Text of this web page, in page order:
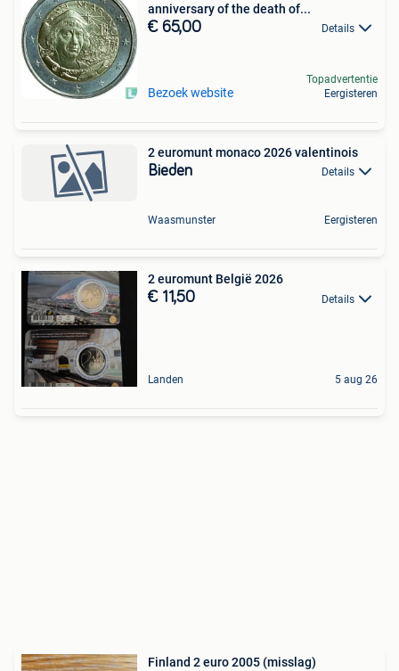
anniversary of the death of...
€ 65,00 Details
Bezoek website
Topadvertentie
Eergisteren
2 euromunt monaco 2026 valentinois
Bieden Details
Waasmunster Eergisteren
2 euromunt België 2026
€ 11,50 Details
Landen 5 aug 26
Finland 2 euro 2005 (misslag)